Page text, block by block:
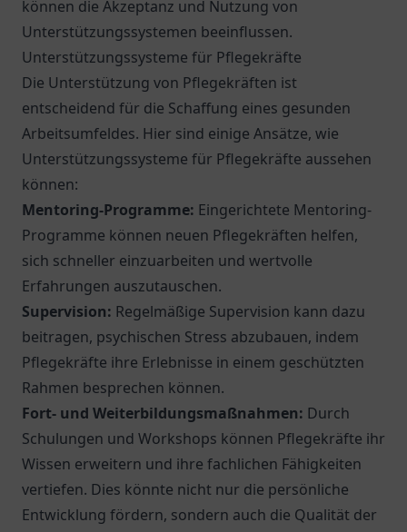
können die Akzeptanz und Nutzung von
Unterstützungssystemen beeinflussen.
Unterstützungssysteme für Pflegekräfte
Die Unterstützung von Pflegekräften ist
entscheidend für die Schaffung eines gesunden
Arbeitsumfeldes. Hier sind einige Ansätze, wie
Unterstützungssysteme für Pflegekräfte aussehen
können:
Mentoring-Programme: Eingerichtete Mentoring-
Programme können neuen Pflegekräften helfen,
sich schneller einzuarbeiten und wertvolle
Erfahrungen auszutauschen.
Supervision: Regelmäßige Supervision kann dazu
beitragen, psychischen Stress abzubauen, indem
Pflegekräfte ihre Erlebnisse in einem geschützten
Rahmen besprechen können.
Fort- und Weiterbildungsmaßnahmen: Durch
Schulungen und Workshops können Pflegekräfte ihr
Wissen erweitern und ihre fachlichen Fähigkeiten
vertiefen. Dies könnte nicht nur die persönliche
Entwicklung fördern, sondern auch die Qualität der